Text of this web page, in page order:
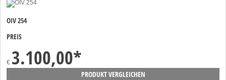
OIV 254
PREIS
€ 3.100,00*
PRODUKT VERGLEICHEN